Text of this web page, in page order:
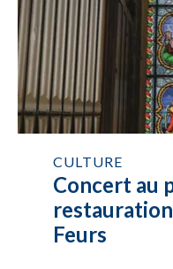
CULTURE
Concert au
restauration
Feurs